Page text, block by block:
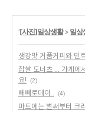
'[사진]일상생활> 일상
생강맛 거품커피와 민
찹쌀 도너츠 ... 가게에
요!
(2)
빼빼로데이.. (4)
마트에는 벌써부터 크